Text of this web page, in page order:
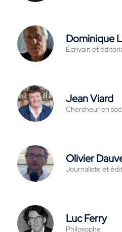
Dominique
Écrivain et
Jean Viard
Chercheur en
Olivier
Journaliste et
Luc Ferry
Philosophe